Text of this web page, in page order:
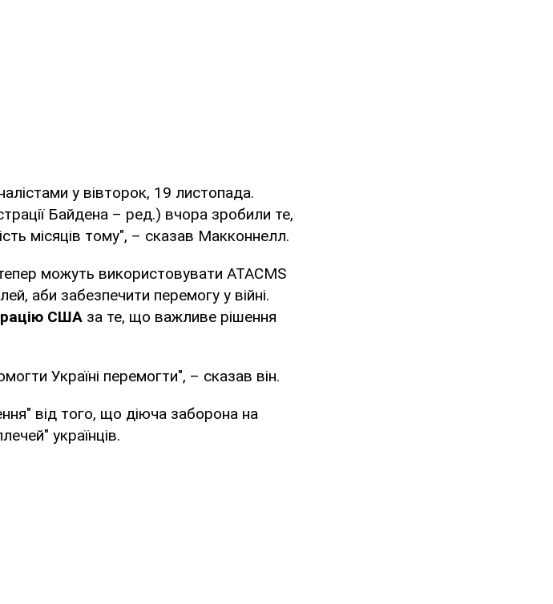
у вівторок, 19 листопада.
Байдена – ред.) вчора зробили те,
місяців тому", – сказав Макконнелл.
можуть використовувати ATACMS
аби забезпечити перемогу у війні.
США за те, що важливе рішення
Україні перемогти", – сказав він.
від того, що діюча заборона на
українців.